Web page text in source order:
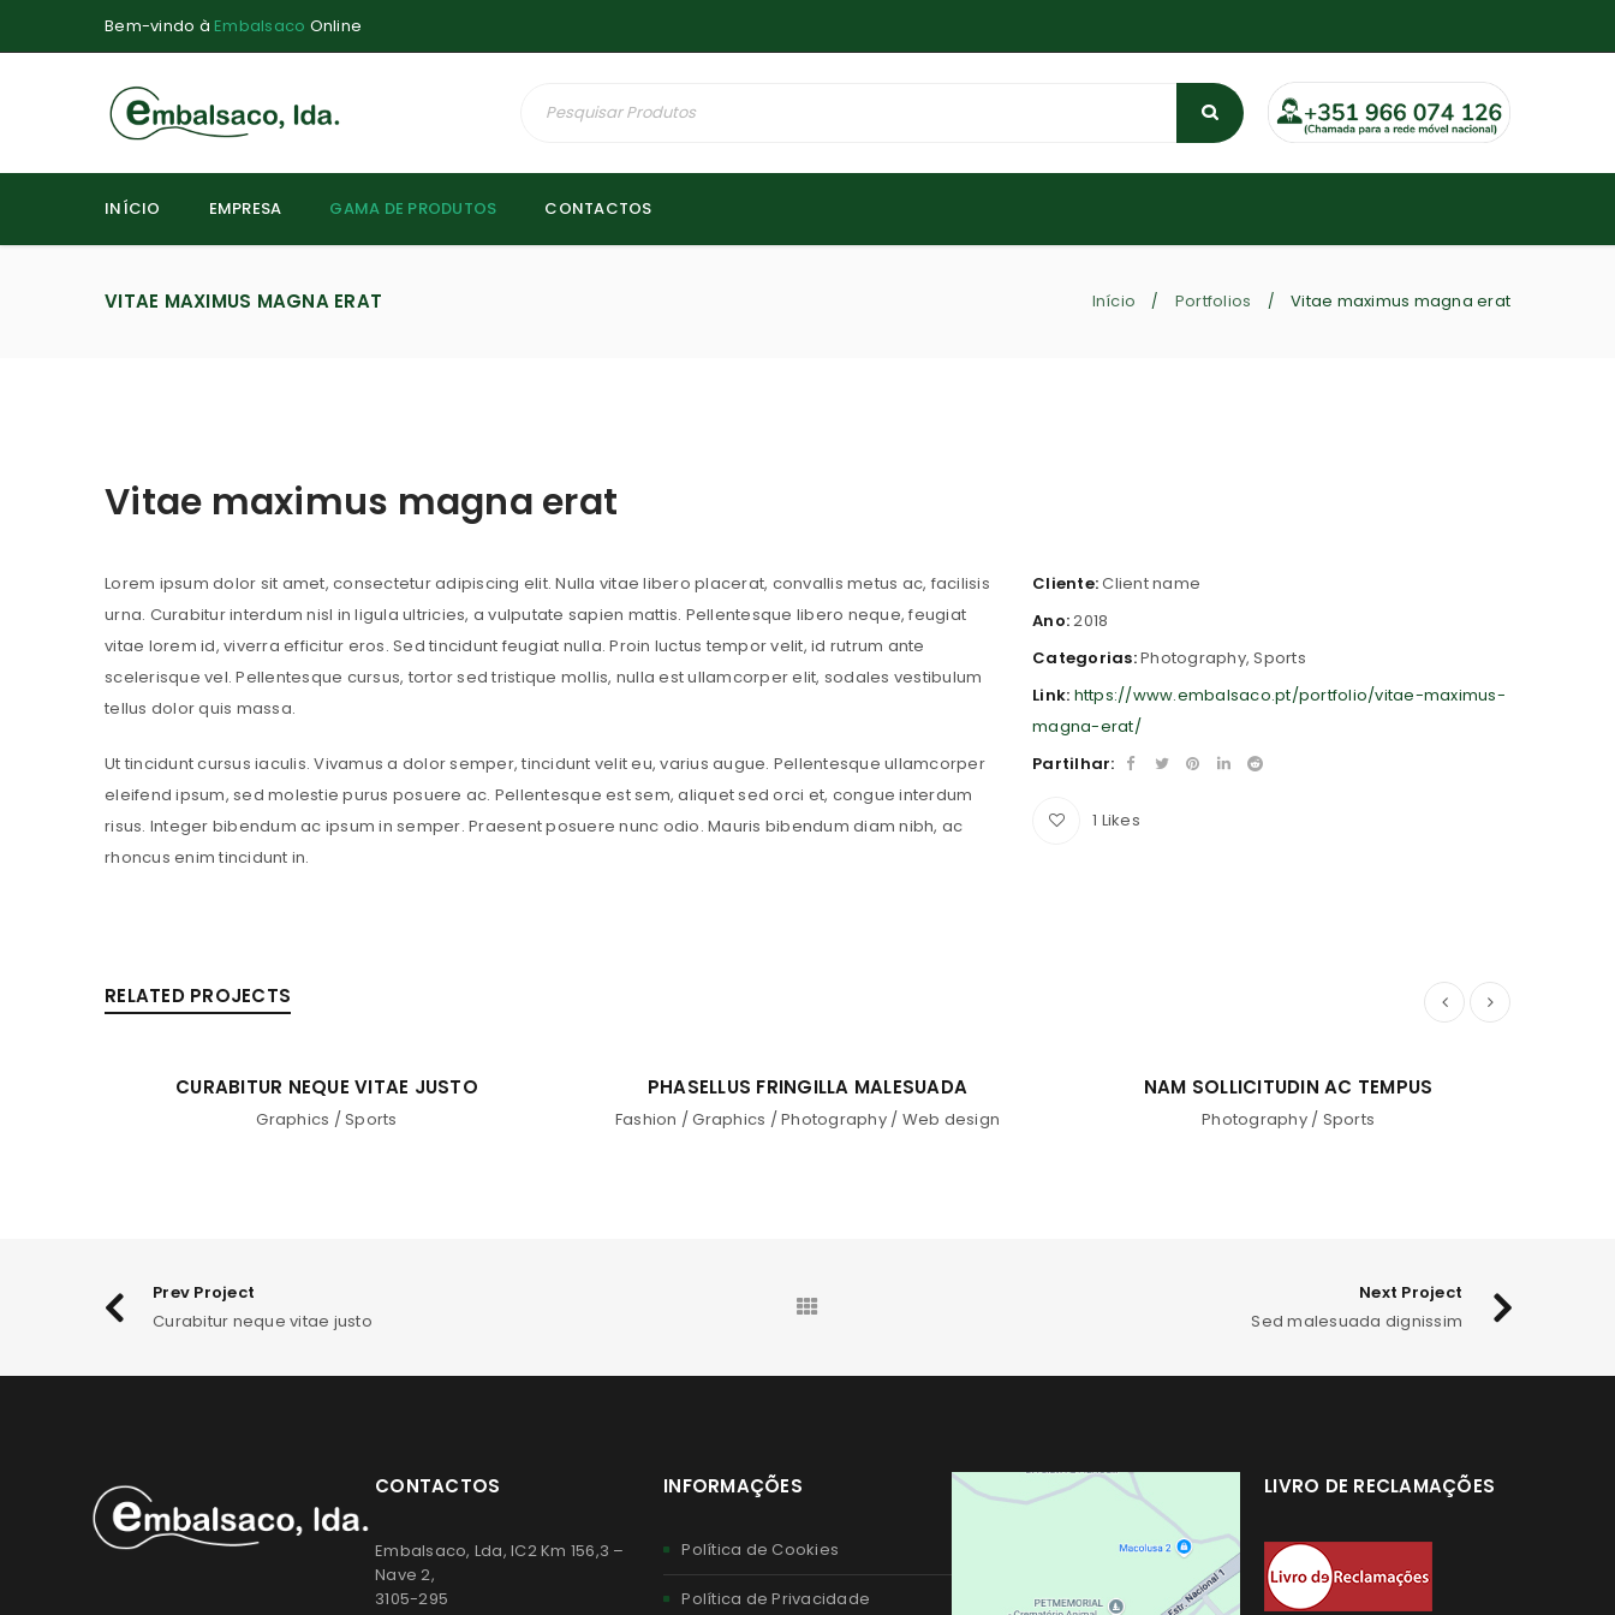
Bem-vindo à Embalsaco Online
INÍCIO EMPRESA GAMA DE PRODUTOS CONTACTOS
VITAE MAXIMUS MAGNA ERAT Início / Portfolios / Vitae maximus magna erat
Vitae maximus magna erat
Lorem ipsum dolor sit amet, consectetur adipiscing elit. Nulla vitae libero placerat, convallis metus ac, facilisis
urna. Curabitur interdum nisl in ligula ultricies, a vulputate sapien mattis. Pellentesque libero neque, feugiat
vitae lorem id, viverra efficitur eros. Sed tincidunt feugiat nulla. Proin luctus tempor velit, id rutrum ante
scelerisque vel. Pellentesque cursus, tortor sed tristique mollis, nulla est ullamcorper elit, sodales vestibulum
tellus dolor quis massa.
Ut tincidunt cursus iaculis. Vivamus a dolor semper, tincidunt velit eu, varius augue. Pellentesque ullamcorper
eleifend ipsum, sed molestie purus posuere ac. Pellentesque est sem, aliquet sed orci et, congue interdum
risus. Integer bibendum ac ipsum in semper. Praesent posuere nunc odio. Mauris bibendum diam nibh, ac
rhoncus enim tincidunt in.
Cliente:Client name
Ano:2018
Categorias:Photography,Sports
Link: https://www.embalsaco.pt/portfolio/vitae-maximus-
magna-erat/
Partilhar:
1 Likes
RELATED PROJECTS
CURABITUR NEQUE VITAE JUSTO
Graphics /Sports
PHASELLUS FRINGILLA MALESUADA
Fashion /Graphics /Photography/ Web design
NAM SOLLICITUDIN AC TEMPUS
Photography/ Sports
Prev Project
Curabitur neque vitae justo
Next Project
Sed malesuada dignissim
CONTACTOS
Embalsaco, Lda, IC2 Km 156,3 –
Nave 2,
3105-295
INFORMAÇÕES
Política de Cookies
Política de Privacidade
LIVRO DE RECLAMAÇÕES